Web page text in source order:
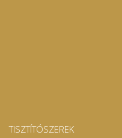
TISZTÍTÓSZEREK